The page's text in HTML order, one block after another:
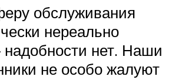
обслуживания
нереально
надобности нет. Наши
не особо жалуют